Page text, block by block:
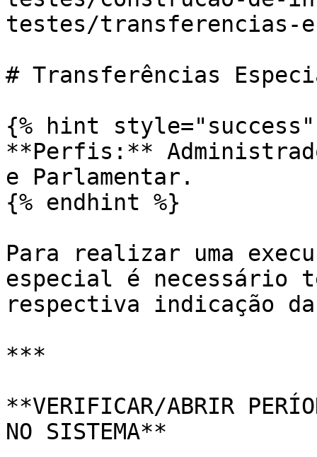
testes/transferencias-
# Transferências
{% hint style="success"
**Perfis:**
e Parlamentar.
{% endhint %}
Para realizar uma
especial é necessário
respectiva indicação
***
**VERIFICAR/ABRIR
NO SISTEMA**